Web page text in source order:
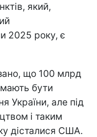
який,
2025 року, є
що 100 млрд
бути
України, але під
і таким
дісталися США.